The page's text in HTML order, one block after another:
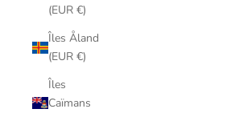
(EUR €)
Îles Åland
(EUR €)
Îles
Caïmans